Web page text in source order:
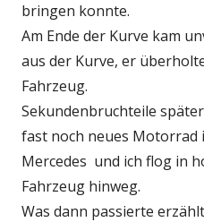
bringen konnte.
Am Ende der Kurve kam
aus der Kurve, er
Fahrzeug.
Sekundenbruchteile
fast noch neues Motorrad
Mercedes und ich flog in
Fahrzeug hinweg.
Was dann passierte